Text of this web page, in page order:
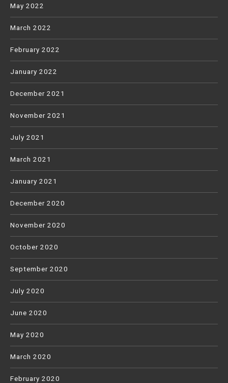
May 2022
March 2022
February 2022
January 2022
December 2021
November 2021
July 2021
March 2021
January 2021
December 2020
November 2020
October 2020
September 2020
July 2020
June 2020
May 2020
March 2020
February 2020